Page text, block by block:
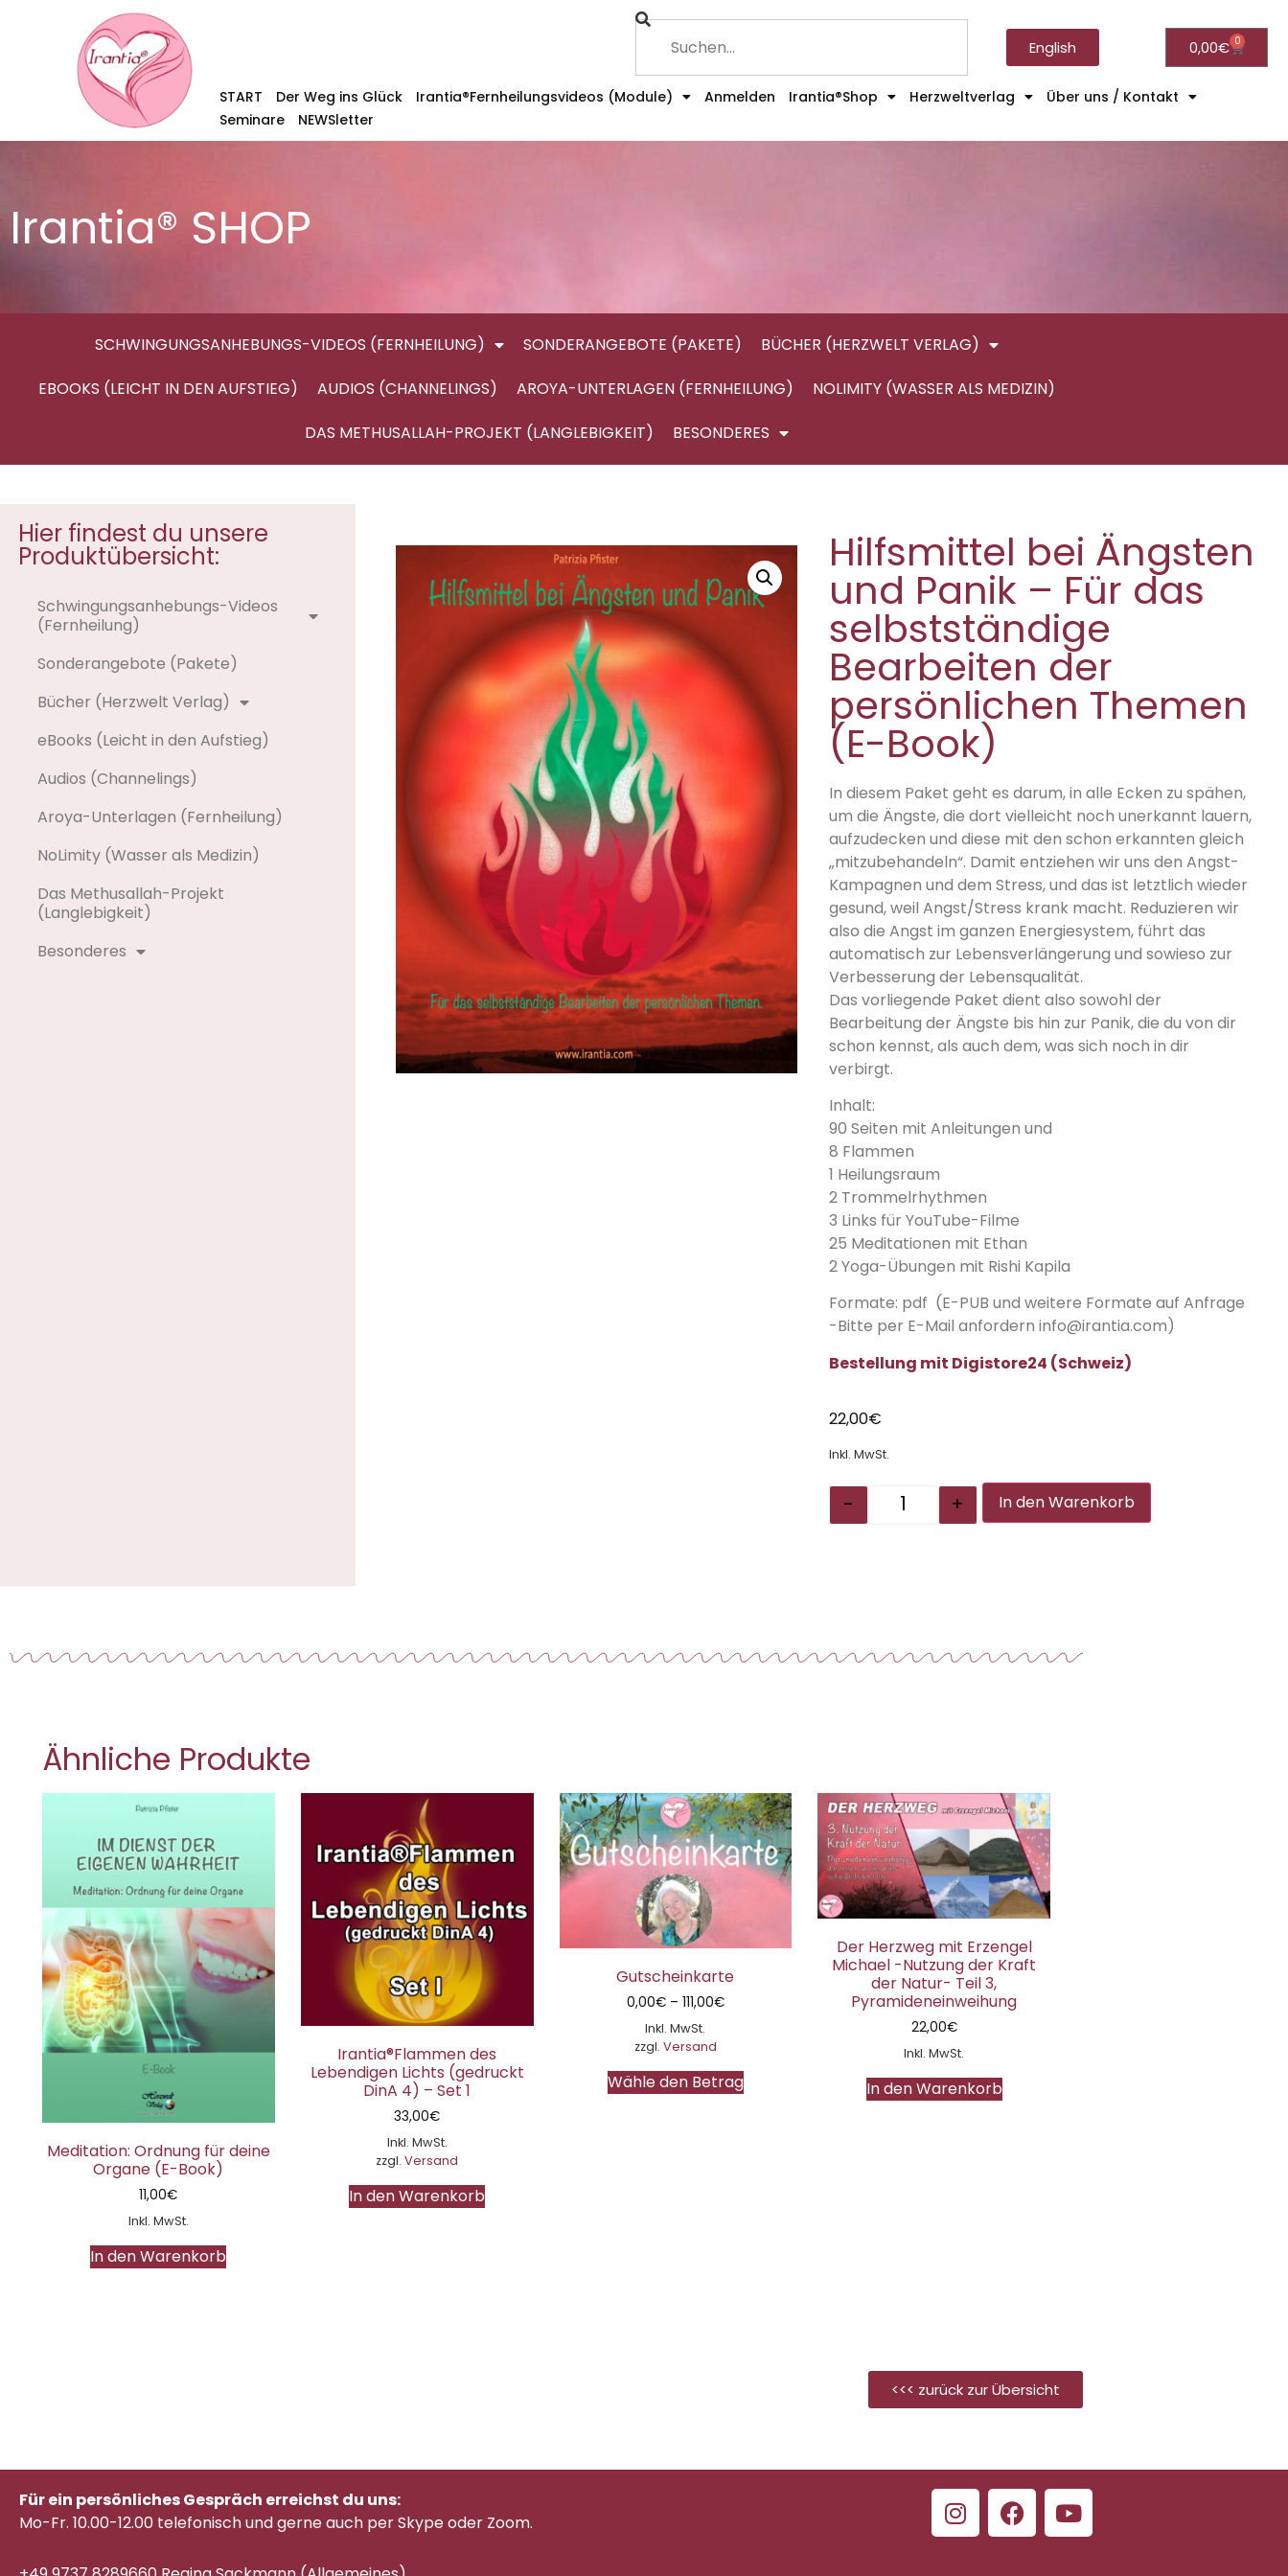
English 0,00€ 0
START Der Weg ins Glück Irantia®Fernheilungsvideos (Module) Anmelden Irantia®Shop Herzweltverlag
Über uns / Kontakt
Seminare
NEWSletter
Irantia® SHOP
SCHWINGUNGSANHEBUNGS-VIDEOS (FERNHEILUNG) SONDERANGEBOTE (PAKETE)
BÜCHER (HERZWELT VERLAG)
EBOOKS (LEICHT IN DEN AUFSTIEG)
AUDIOS (CHANNELINGS) AROYA-UNTERLAGEN (FERNHEILUNG)
NOLIMITY (WASSER ALS MEDIZIN)
DAS METHUSALLAH-PROJEKT (LANGLEBIGKEIT)
BESONDERES
Hier findest du unsere
Produktübersicht:
Schwingungsanhebungs-Videos
(Fernheilung)
Sonderangebote (Pakete)
Bücher (Herzwelt Verlag)
eBooks (Leicht in den Aufstieg)
Audios (Channelings)
Aroya-Unterlagen (Fernheilung)
NoLimity (Wasser als Medizin)
Das Methusallah-Projekt
(Langlebigkeit)
Besonderes
Hilfsmittel bei Ängsten
und Panik – Für das
selbstständige
Bearbeiten der
persönlichen Themen
(E-Book)
In diesem Paket geht es darum, in alle Ecken zu spähen,
um die Ängste, die dort vielleicht noch unerkannt lauern,
aufzudecken und diese mit den schon erkannten gleich
„mitzubehandeln“. Damit entziehen wir uns den Angst-
Kampagnen und dem Stress, und das ist letztlich wieder
gesund, weil Angst/Stress krank macht. Reduzieren wir
also die Angst im ganzen Energiesystem, führt das
automatisch zur Lebensverlängerung und sowieso zur
Verbesserung der Lebensqualität.
Das vorliegende Paket dient also sowohl der
Bearbeitung der Ängste bis hin zur Panik, die du von dir
schon kennst, als auch dem, was sich noch in dir
verbirgt.
Inhalt:
90 Seiten mit Anleitungen und
8 Flammen
1 Heilungsraum
2 Trommelrhythmen
3 Links für YouTube-Filme
25 Meditationen mit Ethan
2 Yoga-Übungen mit Rishi Kapila
Formate: pdf (E-PUB und weitere Formate auf Anfrage
-Bitte per E-Mail anfordern info@irantia.com)
Bestellung mit Digistore24 (Schweiz)
22,00€
Inkl. MwSt.
- + In den Warenkorb
Ähnliche Produkte
Meditation: Ordnung für deine
Organe (E-Book)
11,00€
Inkl. MwSt.
In den Warenkorb
Irantia®Flammen des
Lebendigen Lichts (gedruckt
DinA 4) – Set 1
33,00€
Inkl. MwSt.
zzgl.Versand
In den Warenkorb
Gutscheinkarte
0,00€ – 111,00€
Inkl. MwSt.
zzgl. Versand
Wähle den Betrag
Der Herzweg mit Erzengel
Michael -Nutzung der Kraft
der Natur- Teil 3,
Pyramideneinweihung
22,00€
Inkl. MwSt.
In den Warenkorb
<<< zurück zur Übersicht
Für ein persönliches Gespräch erreichst du uns:
Mo-Fr. 10.00-12.00 telefonischund gerne auch per Skype oder Zoom.